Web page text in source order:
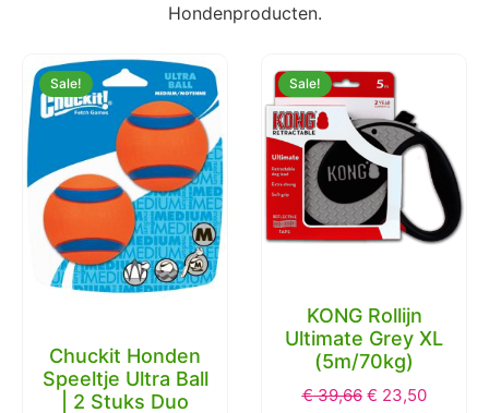
Hondenproducten.
Sale!
Chuckit Honden
Speeltje Ultra Ball
| 2 Stuks Duo
Sale!
KONG Rollijn
Ultimate Grey XL
(5m/70kg)
€39,66 € 23,50